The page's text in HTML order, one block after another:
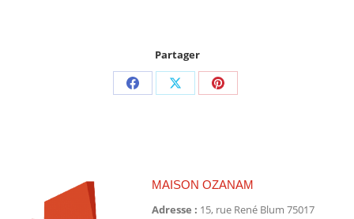
Partager
PartagerPartagerPartager
MAISON OZANAM
Adresse : 15, rue René Blum 75017